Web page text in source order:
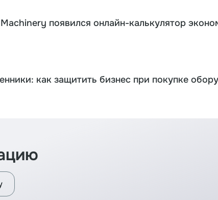
появился онлайн-калькулятор
как защитить бизнес при покупке